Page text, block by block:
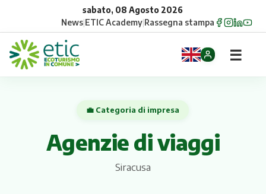
sabato, 08 Agosto 2026
News|ETIC Academy|Rassegna stampa
☰
💼 Categoria di impresa
Agenzie di viaggi
Siracusa